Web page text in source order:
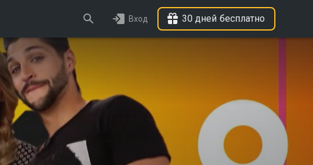
Вход 30 дней бесплатно